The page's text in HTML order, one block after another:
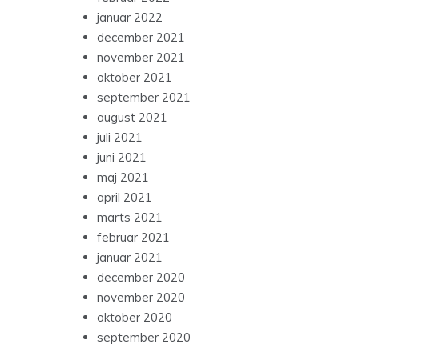
januar 2022
december 2021
november 2021
oktober 2021
september 2021
august 2021
juli 2021
juni 2021
maj 2021
april 2021
marts 2021
februar 2021
januar 2021
december 2020
november 2020
oktober 2020
september 2020